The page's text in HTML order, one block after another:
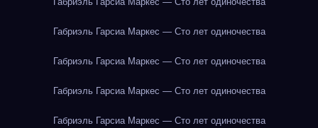
Габриэль Гарсиа Маркес — Сто лет одиночества
Габриэль Гарсиа Маркес — Сто лет одиночества
Габриэль Гарсиа Маркес — Сто лет одиночества
Габриэль Гарсиа Маркес — Сто лет одиночества